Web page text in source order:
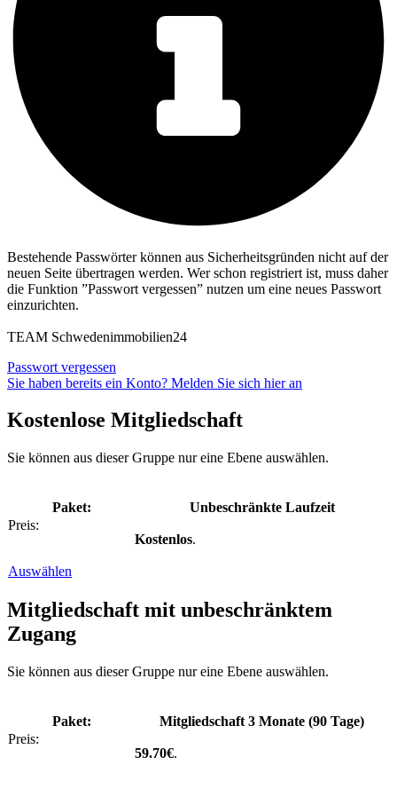
Bestehende Passwörter können aus Sicherheitsgründen nicht auf der
neuen Seite übertragen werden. Wer schon registriert ist, muss daher
die Funktion ”Passwort vergessen” nutzen um eine neues Passwort
einzurichten.
TEAM Schwedenimmobilien24
Passwort vergessen
Sie haben bereits ein Konto? Melden Sie sich hier an
Kostenlose Mitgliedschaft
Sie können aus dieser Gruppe nur eine Ebene auswählen.
Unbeschränkte Laufzeit
Kostenlos.
Auswählen
Mitgliedschaft mit unbeschränktem
Zugang
Sie können aus dieser Gruppe nur eine Ebene auswählen.
Mitgliedschaft 3 Monate (90 Tage)
59.70€.